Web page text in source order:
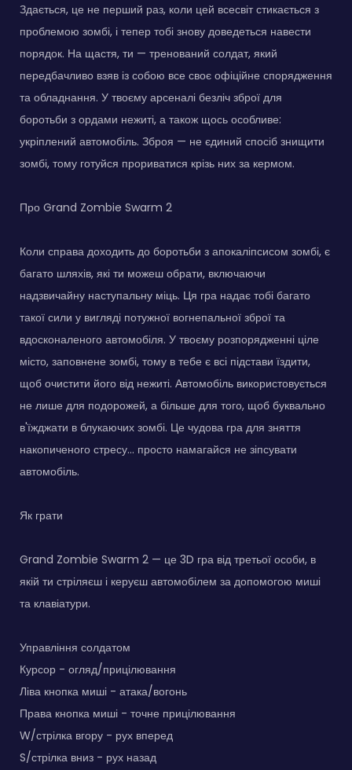
Здається, це не перший раз, коли цей всесвіт стикається з
проблемою зомбі, і тепер тобі знову доведеться навести
порядок. На щастя, ти — тренований солдат, який
передбачливо взяв із собою все своє офіційне спорядження
та обладнання. У твоєму арсеналі безліч зброї для
боротьби з ордами нежиті, а також щось особливе:
укріплений автомобіль. Зброя — не єдиний спосіб знищити
зомбі, тому готуйся прориватися крізь них за кермом.
Про Grand Zombie Swarm 2
Коли справа доходить до боротьби з апокаліпсисом зомбі, є
багато шляхів, які ти можеш обрати, включаючи
надзвичайну наступальну міць. Ця гра надає тобі багато
такої сили у вигляді потужної вогнепальної зброї та
вдосконаленого автомобіля. У твоєму розпорядженні ціле
місто, заповнене зомбі, тому в тебе є всі підстави їздити,
щоб очистити його від нежиті. Автомобіль використовується
не лише для подорожей, а більше для того, щоб буквально
в'їжджати в блукаючих зомбі. Це чудова гра для зняття
накопиченого стресу... просто намагайся не зіпсувати
автомобіль.
Як грати
Grand Zombie Swarm 2 — це 3D гра від третьої особи, в
якій ти стріляєш і керуєш автомобілем за допомогою миші
та клавіатури.
Управління солдатом
Курсор - огляд/прицілювання
Ліва кнопка миші - атака/вогонь
Права кнопка миші - точне прицілювання
W/стрілка вгору - рух вперед
S/стрілка вниз - рух назад